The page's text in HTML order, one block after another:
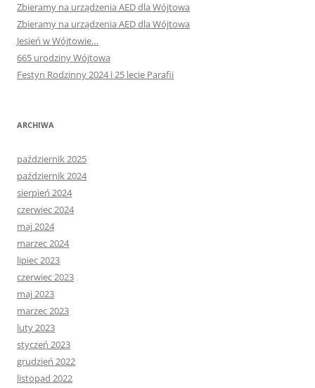
Zbieramy na urządzenia AED dla Wójtowa
Zbieramy na urządzenia AED dla Wójtowa
Jesień w Wójtowie…
665 urodziny Wójtowa
Festyn Rodzinny 2024 i 25 lecie Parafii
ARCHIWA
październik 2025
październik 2024
sierpień 2024
czerwiec 2024
maj 2024
marzec 2024
lipiec 2023
czerwiec 2023
maj 2023
marzec 2023
luty 2023
styczeń 2023
grudzień 2022
listopad 2022